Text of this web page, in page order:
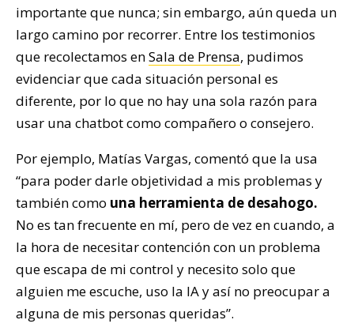
importante que nunca; sin embargo, aún queda un
largo camino por recorrer. Entre los testimonios
que recolectamos enSala de Prensa, pudimos
evidenciar que cada situación personal es
diferente, por lo que no hay una sola razón para
usar una chatbot como compañero o consejero.
Por ejemplo, Matías Vargas, comentó que la usa
“para poder darle objetividad a mis problemas y
también como una herramienta de desahogo.
No es tan frecuente en mí, pero de vez en cuando, a
la hora de necesitar contención con un problema
que escapa de mi control y necesito solo que
alguien me escuche, uso la IA y así no preocupar a
alguna de mis personas queridas”.